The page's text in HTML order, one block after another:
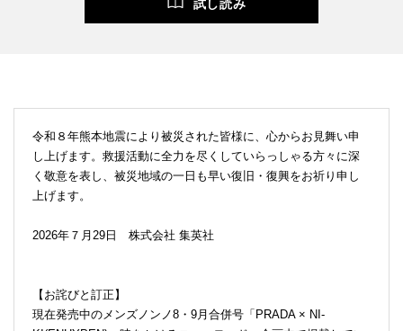
試し読み
令和８年熊本地震により被災された皆様に、心からお見舞い申
し上げます。救援活動に全力を尽くしていらっしゃる方々に深
く敬意を表し、被災地域の一日も早い復旧・復興をお祈り申し
上げます。
2026年７月29日 株式会社 集英社
【お詫びと訂正】
現在発売中のメンズノンノ8・9月合併号「PRADA × NI-